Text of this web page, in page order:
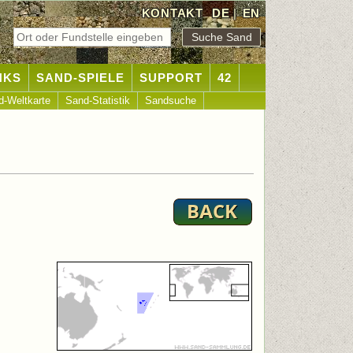
KONTAKT DE|EN
SAND-SPIELE SUPPORT 42
Weltkarte Sand-Statistik Sandsuche